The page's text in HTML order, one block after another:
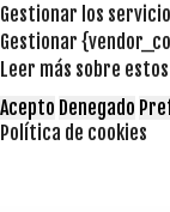
Gestionar los
Gestionar
Leer más sobre
Acepto Denegado
Política de cookies